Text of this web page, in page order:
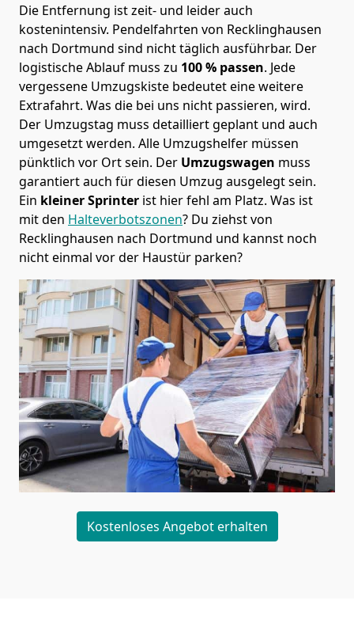
Die Entfernung ist zeit- und leider auch
kostenintensiv. Pendelfahrten von Recklinghausen
nach Dortmund sind nicht täglich ausführbar. Der
logistische Ablauf muss zu 100 % passen. Jede
vergessene Umzugskiste bedeutet eine weitere
Extrafahrt. Was die bei uns nicht passieren, wird.
Der Umzugstag muss detailliert geplant und auch
umgesetzt werden. Alle Umzugshelfer müssen
pünktlich vor Ort sein. Der Umzugswagen muss
garantiert auch für diesen Umzug ausgelegt sein.
Ein kleiner Sprinter ist hier fehl am Platz. Was ist
mit den Halteverbotszonen? Du ziehst von
Recklinghausen nach Dortmund und kannst noch
nicht einmal vor der Haustür parken?
Kostenloses Angebot erhalten